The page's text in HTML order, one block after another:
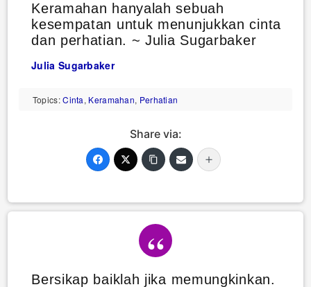
Keramahan hanyalah sebuah
kesempatan untuk menunjukkan cinta
dan perhatian. ~ Julia Sugarbaker
Julia Sugarbaker
Topics:Cinta, Keramahan, Perhatian
Share via:
Bersikap baiklah jika memungkinkan.